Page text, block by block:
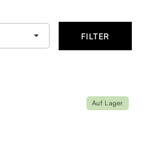
 FILTER
Auf Lager